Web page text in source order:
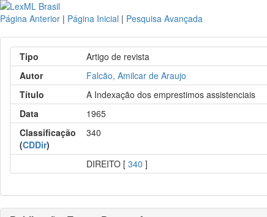
Página Anterior | Página Inicial | Pesquisa Avançada
Tipo
Artigo de revista
Autor
Falcão, Amilcar de Araujo
Título
A Indexação dos emprestimos assistenciais
Data
1965
Classificação
(CDDir)
340
DIREITO [340 ]